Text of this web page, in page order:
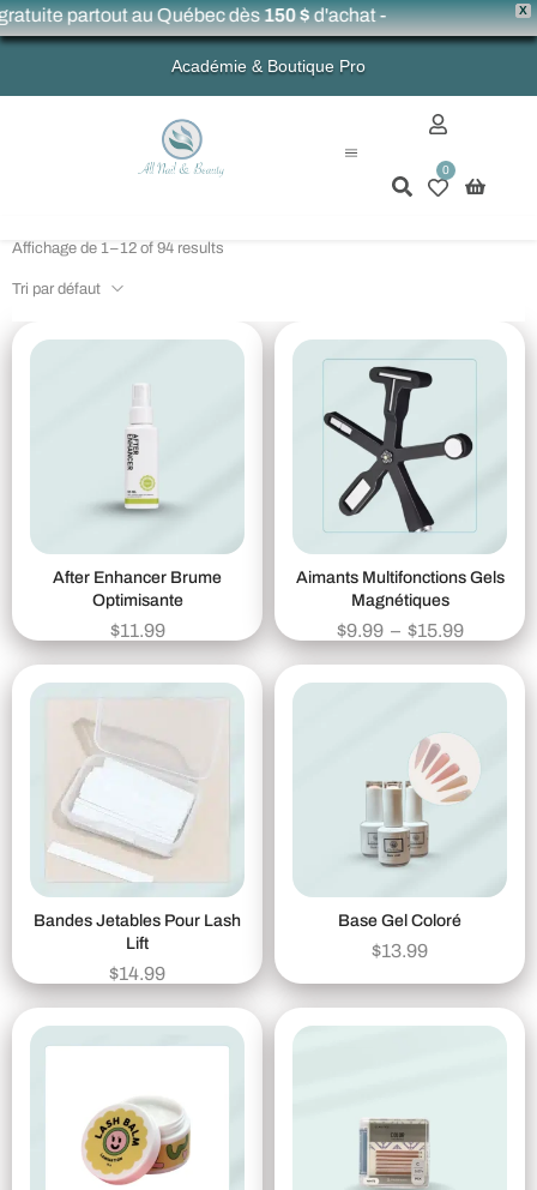
X
partout au Québec dès150 $d'achat -
Académie & Boutique Pro
0
Affichage de 1–12 of 94 results
Tri par défaut
After Enhancer Brume
Optimisante
$11.99
Aimants Multifonctions Gels
Magnétiques
$9.99 – $15.99
Bandes Jetables Pour Lash
Lift
$14.99
Base Gel Coloré
$13.99